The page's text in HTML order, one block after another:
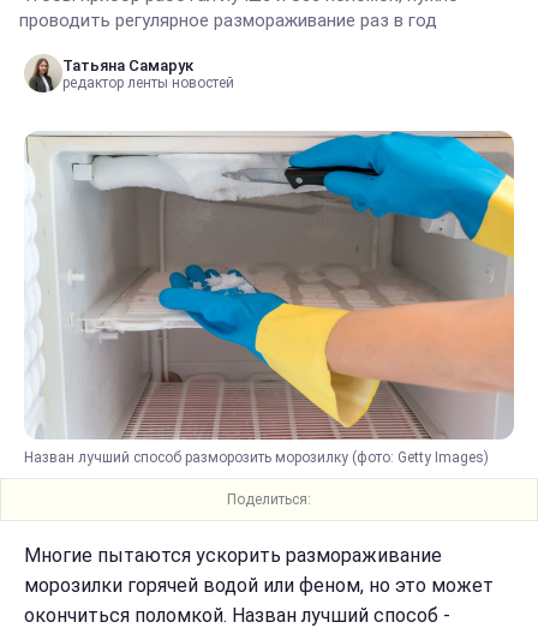
проводить регулярное размораживание раз в год
Татьяна Самарук
редактор ленты новостей
Назван лучший способ разморозить морозилку (фото: Getty Images)
Поделиться:
Многие пытаются ускорить размораживание
морозилки горячей водой или феном, но это может
окончиться поломкой. Назван лучший способ -